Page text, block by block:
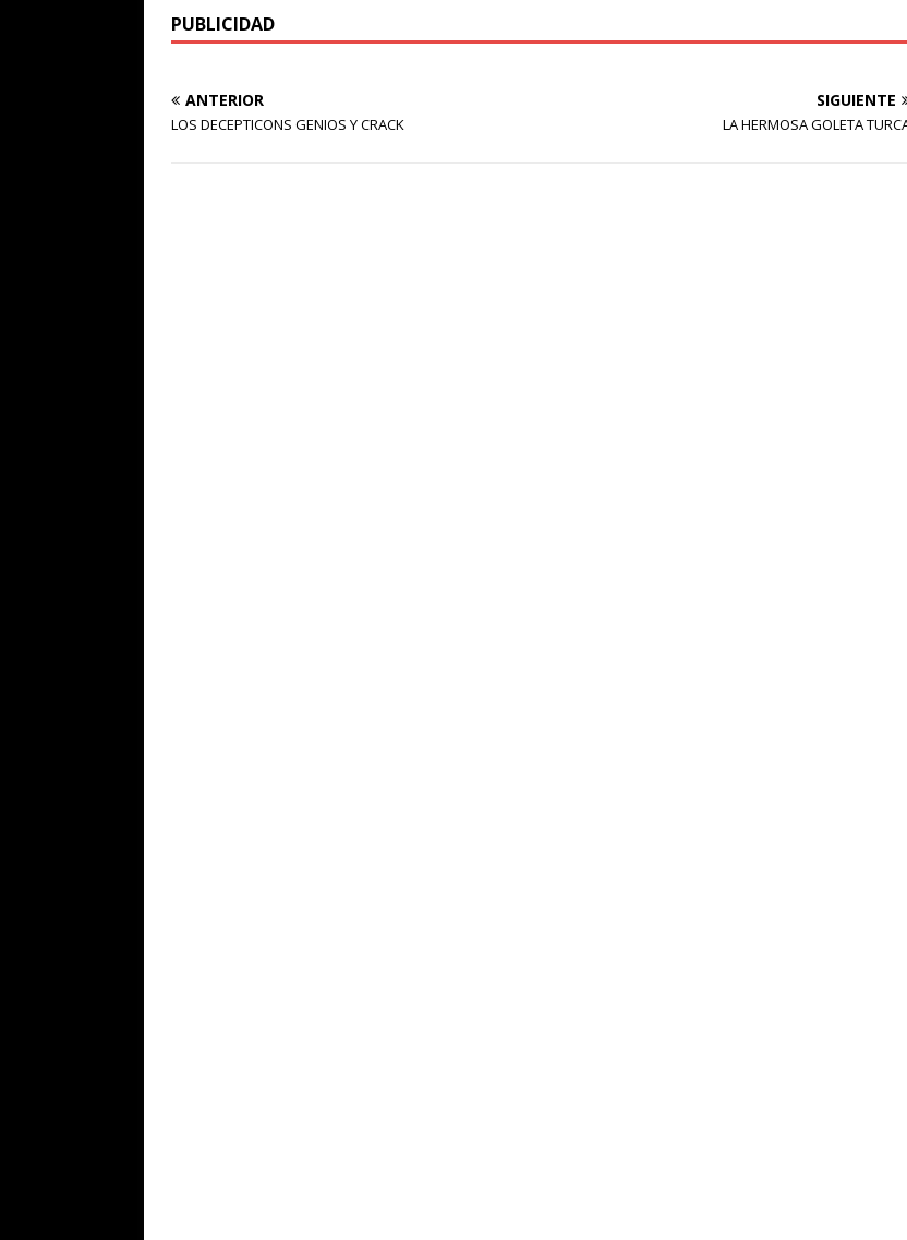
PUBLICIDAD
ANTERIOR
LOS DECEPTICONS GENIOS Y CRACK
SIGUIENTE
LA HERMOSA GOLETA